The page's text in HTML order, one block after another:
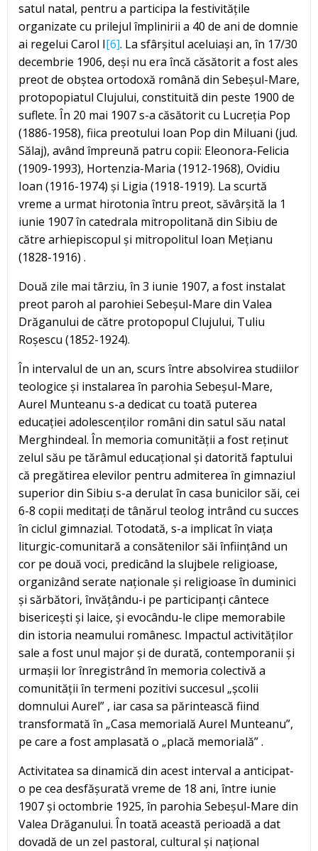
satul natal, pentru a participa la festivitățile
organizate cu prilejul împlinirii a 40 de ani de domnie
ai regelui Carol I[6]. La sfârșitul aceluiași an, în 17/30
decembrie 1906, deși nu era încă căsătorit a fost ales
preot de obștea ortodoxă română din Sebeșul-Mare,
protopopiatul Clujului, constituită din peste 1900 de
suflete. În 20 mai 1907 s-a căsătorit cu Lucreția Pop
(1886-1958), fiica preotului Ioan Pop din Miluani (jud.
Sălaj), având împreună patru copii: Eleonora-Felicia
(1909-1993), Hortenzia-Maria (1912-1968), Ovidiu
Ioan (1916-1974) și Ligia (1918-1919). La scurtă
vreme a urmat hirotonia întru preot, săvârșită la 1
iunie 1907 în catedrala mitropolitană din Sibiu de
către arhiepiscopul și mitropolitul Ioan Mețianu
(1828-1916) .
Două zile mai târziu, în 3 iunie 1907, a fost instalat
preot paroh al parohiei Sebeșul-Mare din Valea
Drăganului de către protopopul Clujului, Tuliu
Roșescu (1852-1924).
În intervalul de un an, scurs între absolvirea studiilor
teologice și instalarea în parohia Sebeșul-Mare,
Aurel Munteanu s-a dedicat cu toată puterea
educației adolescenților români din satul său natal
Merghindeal. În memoria comunității a fost reținut
zelul său pe tărâmul educațional și datorită faptului
că pregătirea elevilor pentru admiterea în gimnaziul
superior din Sibiu s-a derulat în casa bunicilor săi, cei
6-8 copii meditați de tânărul teolog intrând cu succes
în ciclul gimnazial. Totodată, s-a implicat în viața
liturgic-comunitară a consătenilor săi înființând un
cor pe două voci, predicând la slujbele religioase,
organizând serate naționale și religioase în duminici
și sărbători, învățându-i pe participanți cântece
bisericești și laice, și evocându-le clipe memorabile
din istoria neamului românesc. Impactul activităților
sale a fost unul major și de durată, contemporanii și
urmașii lor înregistrând în memoria colectivă a
comunității în termeni pozitivi succesul „școlii
domnului Aurel” , iar casa sa părintească fiind
transformată în „Casa memorială Aurel Munteanu”,
pe care a fost amplasată o „placă memorială” .
Activitatea sa dinamică din acest interval a anticipat-
o pe cea desfășurată vreme de 18 ani, între iunie
1907 și octombrie 1925, în parohia Sebeșul-Mare din
Valea Drăganului. În toată această perioadă a dat
dovadă de un zel pastoral, cultural și național